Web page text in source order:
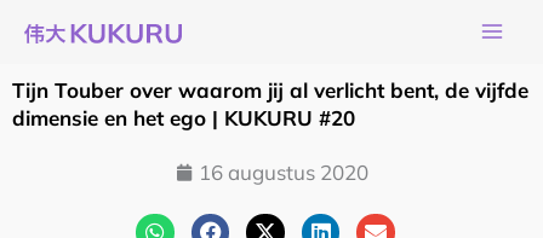
naar
de
inhoud
Tijn Touber over waarom jij al verlicht bent, de vijfde
dimensie en het ego | KUKURU #20
16 augustus 2020